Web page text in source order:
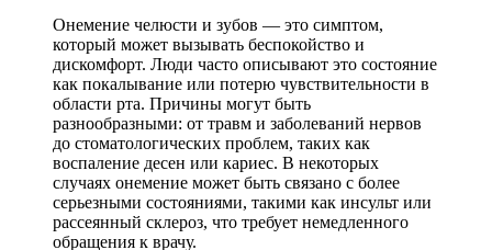
Онемение челюсти и зубов — это симптом,
который может вызывать беспокойство и
дискомфорт. Люди часто описывают это состояние
как покалывание или потерю чувствительности в
области рта. Причины могут быть
разнообразными: от травм и заболеваний нервов
до стоматологических проблем, таких как
воспаление десен или кариес. В некоторых
случаях онемение может быть связано с более
серьезными состояниями, такими как инсульт или
рассеянный склероз, что требует немедленного
обращения к врачу.